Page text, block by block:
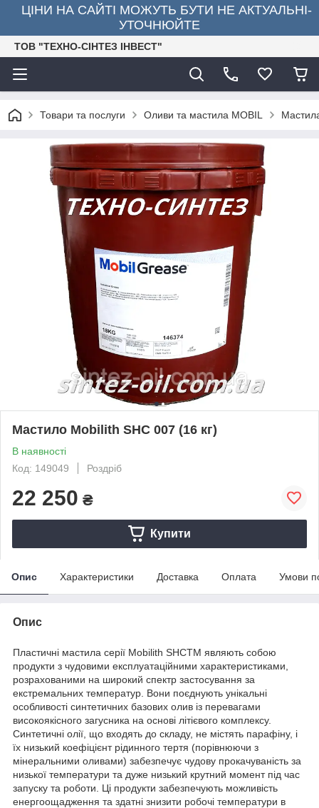
ЦІНИ НА САЙТІ МОЖУТЬ БУТИ НЕ АКТУАЛЬНІ-
УТОЧНЮЙТЕ
ТОВ "ТЕХНО-СІНТЕЗ ІНВЕСТ"
Товари та послуги Оливи та мастила MOBIL
Мастило Mobilith SHC 007 (16 кг)
В наявності
Код: 149049
Роздріб
22 250 ₴
Купити
Опис Характеристики Доставка Оплата Умови
Опис
Пластичні мастила серії Mobilith SHCTM являють собою
продукти з чудовими експлуатаційними характеристиками,
розрахованими на широкий спектр застосування за
екстремальних температур. Вони поєднують унікальні
особливості синтетичних базових олив із перевагами
високоякісного загусника на основі літієвого комплексу.
Синтетичні олії, що входять до складу, не містять парафіну, і
їх низький коефіцієнт рідинного тертя (порівнюючи з
мінеральними оливами) забезпечує чудову прокачуваність за
низької температури та дуже низький крутний момент під час
запуску та роботи. Ці продукти забезпечують можливість
енергоощадження та здатні знизити робочі температури в